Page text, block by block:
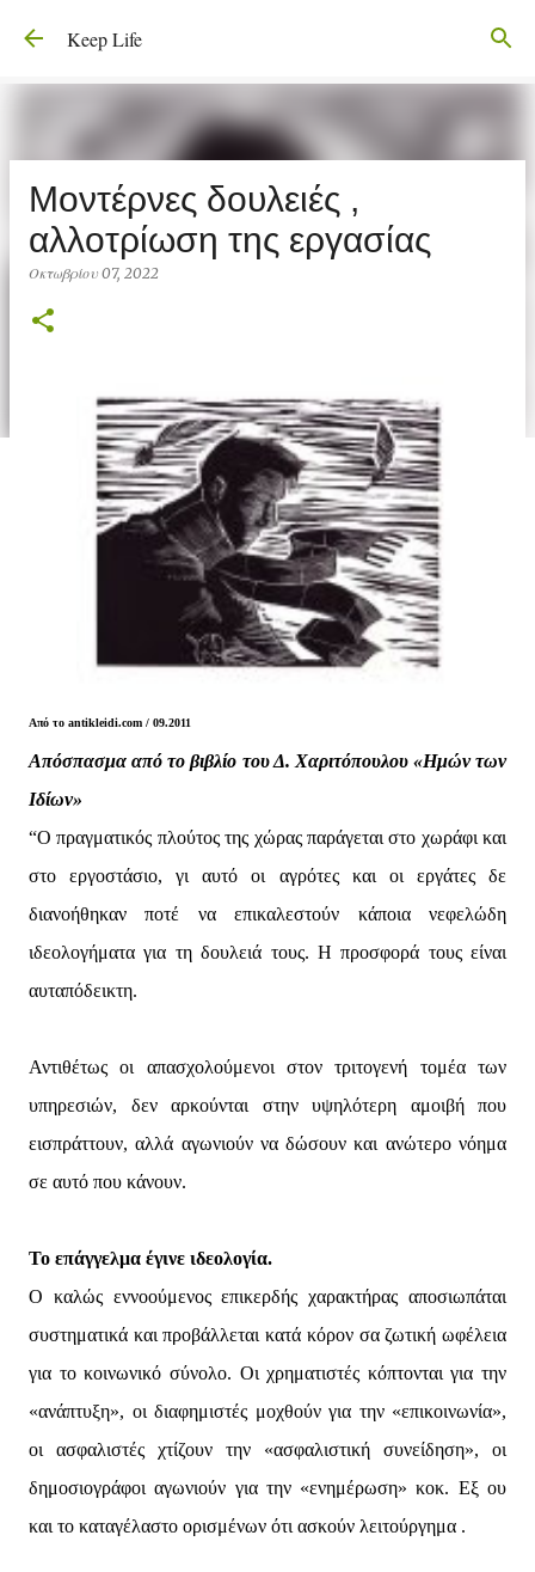
Μετάβαση στο κύριο περιεχόμενο
Keep Life
Μοντέρνες δουλειές ,
αλλοτρίωση της εργασίας
Οκτωβρίου 07, 2022
Από το antikleidi.com / 09.2011
Απόσπασμα από το βιβλίο του Δ. Χαριτόπουλου «Ημών των
Ιδίων»
“Ο πραγματικός πλούτος της χώρας παράγεται στο χωράφι και
στο εργοστάσιο, γι αυτό οι αγρότες και οι εργάτες δε
διανοήθηκαν ποτέ να επικαλεστούν κάποια νεφελώδη
ιδεολογήματα για τη δουλειά τους. Η προσφορά τους είναι
αυταπόδεικτη.
Αντιθέτως οι απασχολούμενοι στον τριτογενή τομέα των
υπηρεσιών, δεν αρκούνται στην υψηλότερη αμοιβή που
εισπράττουν, αλλά αγωνιούν να δώσουν και ανώτερο νόημα
σε αυτό που κάνουν.
Το επάγγελμα έγινε ιδεολογία.
Ο καλώς εννοούμενος επικερδής χαρακτήρας αποσιωπάται
συστηματικά και προβάλλεται κατά κόρον σα ζωτική ωφέλεια
για το κοινωνικό σύνολο. Οι χρηματιστές κόπτονται για την
«ανάπτυξη», οι διαφημιστές μοχθούν για την «επικοινωνία»,
οι ασφαλιστές χτίζουν την «ασφαλιστική συνείδηση», οι
δημοσιογράφοι αγωνιούν για την «ενημέρωση» κοκ. Εξ ου
και το καταγέλαστο ορισμένων ότι ασκούν λειτούργημα .